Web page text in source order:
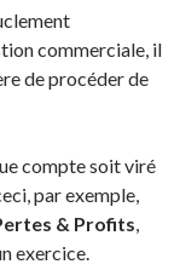
commerciale, il
de procéder de
compte soit viré
par exemple,
& Profits,
exercice.